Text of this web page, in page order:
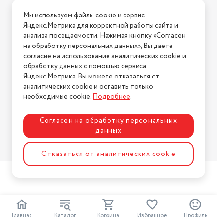
Главная Каталог Корзина Избранное Профиль
Условия возврата
Нашли ошибку на сайте? Напишите нам
2026 © Интернет-магазин "АстМаркет". У нас есть всё!
Политика конфиденциальности
Разработка сайтаASTDESIGN
Мы используем файлы cookie и сервис
Яндекс.Метрика для корректной работы сайта и
анализа посещаемости. Нажимая кнопку «Согласен
на обработку персональных данных», Вы даете
согласие на использование аналитических cookie и
обработку данных с помощью сервиса
Яндекс.Метрика. Вы можете отказаться от
аналитических cookie и оставить только
необходимые cookie.Подробнее.
Согласен на обработку персональных
данных
Отказаться от аналитических cookie